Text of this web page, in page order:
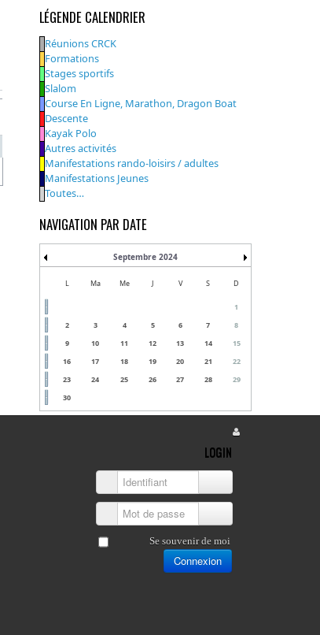
LÉGENDE CALENDRIER
Réunions CRCK
Formations
Stages sportifs
Slalom
Course En Ligne, Marathon, Dragon Boat
Descente
Kayak Polo
Autres activités
Manifestations rando-loisirs / adultes
Manifestations Jeunes
Toutes…
NAVIGATION PAR DATE
Septembre 2024
L Ma Me J V S D
1
2
3 4 5 6 7
8
9
10 11 12 13 14
15
16
17 18 19 20 21
22
23
24 25 26 27 28
29
30
LOGIN
Identifiant
Mot de passe
Se souvenir de moi
Connexion